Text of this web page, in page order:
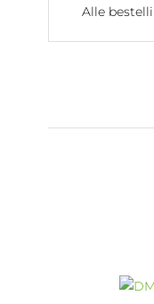
Alle